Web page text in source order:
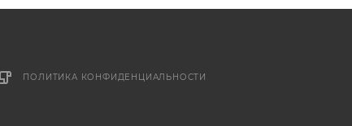
ПОЛИТИКА КОНФИДЕНЦИАЛЬНОСТИ